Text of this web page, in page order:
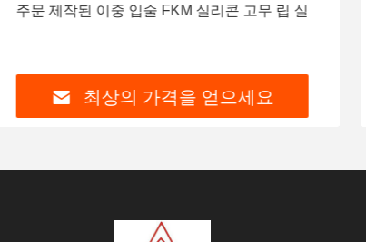
주문 제작된 이중 입술 FKM 실리콘 고무 립 실
최상의 가격을 얻으세요